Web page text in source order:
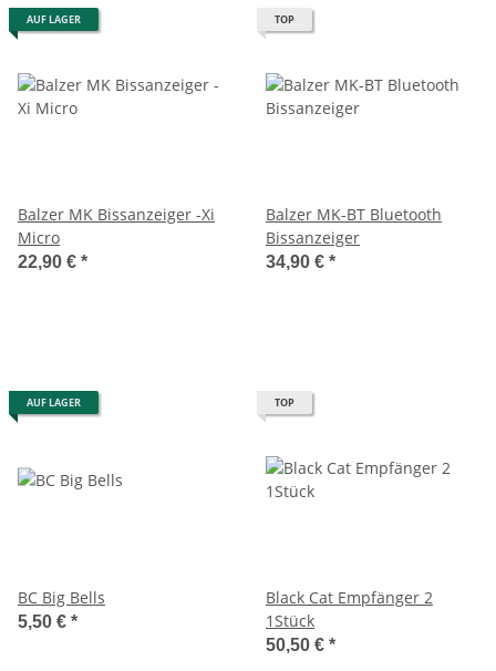
AUF LAGER
Balzer MK Bissanzeiger -Xi
Micro
22,90 € *
TOP
Balzer MK-BT Bluetooth
Bissanzeiger
34,90 € *
AUF LAGER
BC Big Bells
5,50 € *
TOP
Black Cat Empfänger 2
1Stück
50,50 € *